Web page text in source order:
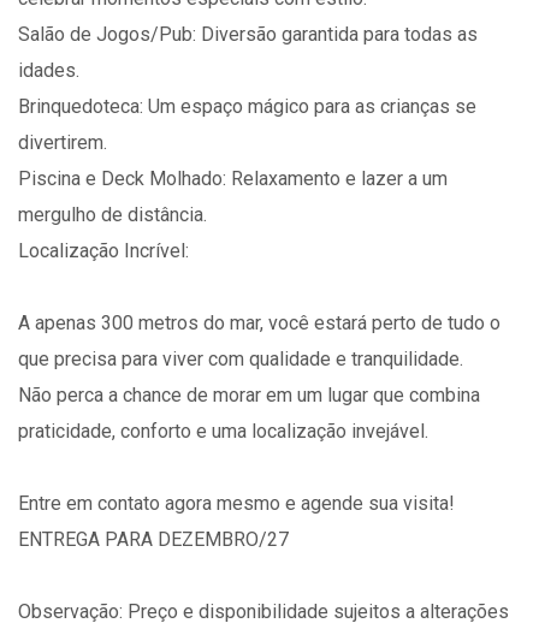
Salão de Jogos/Pub: Diversão garantida para todas as
idades.
Brinquedoteca: Um espaço mágico para as crianças se
divertirem.
Piscina e Deck Molhado: Relaxamento e lazer a um
mergulho de distância.
Localização Incrível:
A apenas 300 metros do mar, você estará perto de tudo o
que precisa para viver com qualidade e tranquilidade.
Não perca a chance de morar em um lugar que combina
praticidade, conforto e uma localização invejável.
Entre em contato agora mesmo e agende sua visita!
ENTREGA PARA DEZEMBRO/27
Observação: Preço e disponibilidade sujeitos a alterações